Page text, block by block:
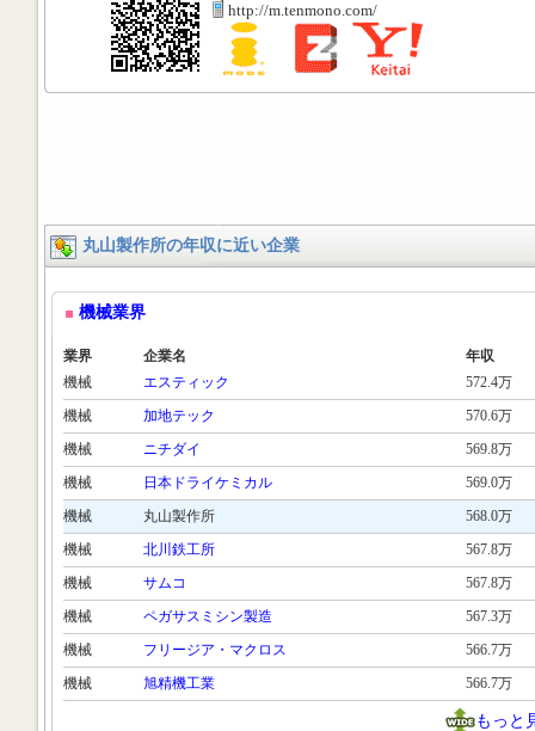
http://m.tenmono.com/
丸山製作所の年収に近い企業
機械業界
業界 企業名
年収
機械
エスティック
572.4万
機械
加地テック
570.6万
機械
ニチダイ
569.8万
機械
日本ドライケミカル
569.0万
機械
丸山製作所
568.0万
機械
北川鉄工所
567.8万
機械
サムコ
567.8万
機械
ペガサスミシン製造
567.3万
機械
フリージア・マクロス
566.7万
機械
旭精機工業 566.7万
もっと